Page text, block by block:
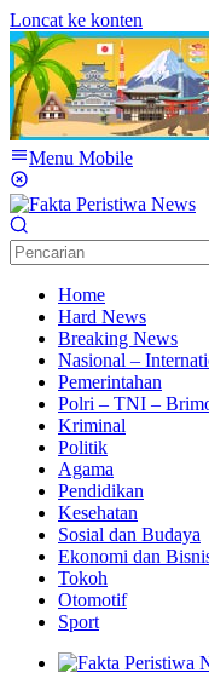
Loncat ke konten
Menu Mobile
Home
Hard News
Breaking News
Nasional –
Pemerintahan
Polri – TNI –
Kriminal
Politik
Agama
Pendidikan
Kesehatan
Sosial dan Budaya
Ekonomi dan
Tokoh
Otomotif
Sport